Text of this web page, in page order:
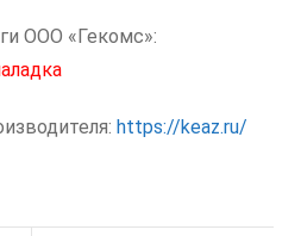
ООО «Гекомс»:
https://keaz.ru/